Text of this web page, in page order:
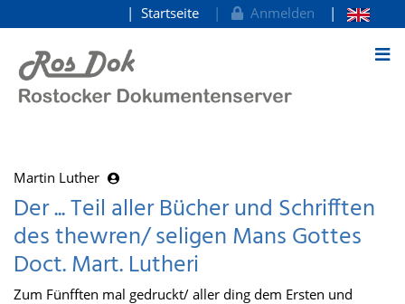
zum Inhalt
Startseite Anmelden
Martin Luther
Der ... Teil aller Bücher und Schrifften
des thewren/ seligen Mans Gottes
Doct. Mart. Lutheri
Zum Fünfften mal gedruckt/ aller ding dem Ersten und